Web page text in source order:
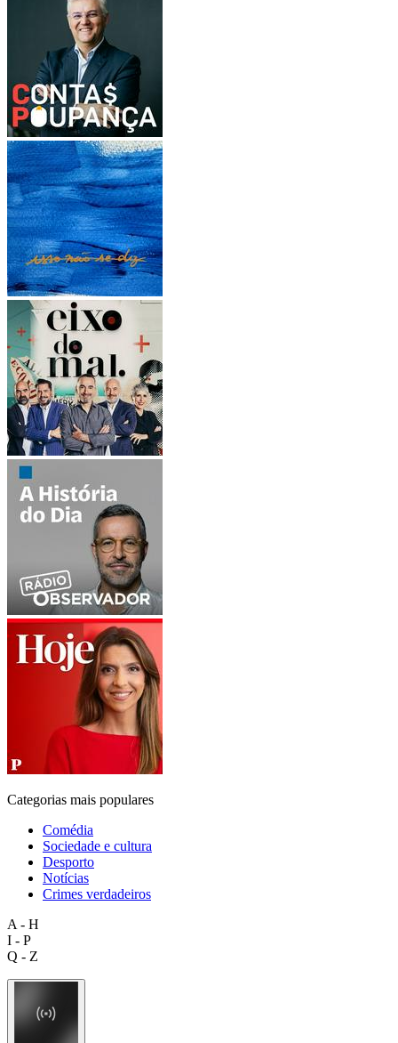
Categorias mais populares
Comédia
Sociedade e cultura
Desporto
Notícias
Crimes verdadeiros
A - H
I - P
Q - Z